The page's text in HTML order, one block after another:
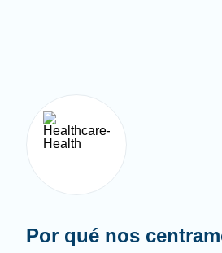
Por qué nos